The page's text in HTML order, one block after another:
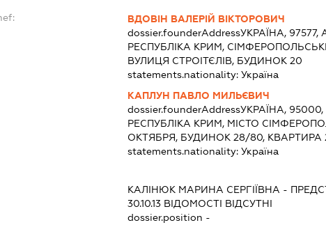
ВДОВІН ВАЛЕРІЙ ВІКТОРОВИЧ
dossier.founderAddressУКРАЇНА,
РЕСПУБЛІКА КРИМ,
ВУЛИЦЯ СТРОІТЄЛІВ, БУДИНОК 20
statements.nationality: Україна
КАПЛУН ПАВЛО МИЛЬЄВИЧ
dossier.founderAddressУКРАЇНА,
РЕСПУБЛІКА КРИМ, МІСТО
ОКТЯБРЯ, БУДИНОК 28/80, КВАРТИРА
statements.nationality: Україна
КАЛІНЮК МАРИНА СЕРГІЇВНА -
30.10.13ВІДОМОСТІ ВІДСУТНІ
dossier.position -